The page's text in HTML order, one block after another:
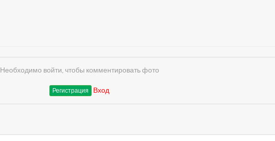
Необходимо войти, чтобы комментировать фото
Регистрация Вход